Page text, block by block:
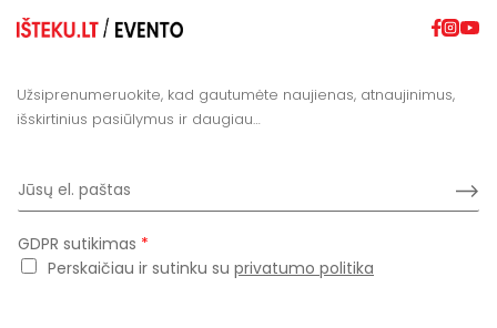
Užsiprenumeruokite, kad gautumėte naujienas, atnaujinimus,
išskirtinius pasiūlymus ir daugiau…
E
m
a
i
*
GDPR sutikimas *
Perskaičiau ir sutinku su privatumo politika